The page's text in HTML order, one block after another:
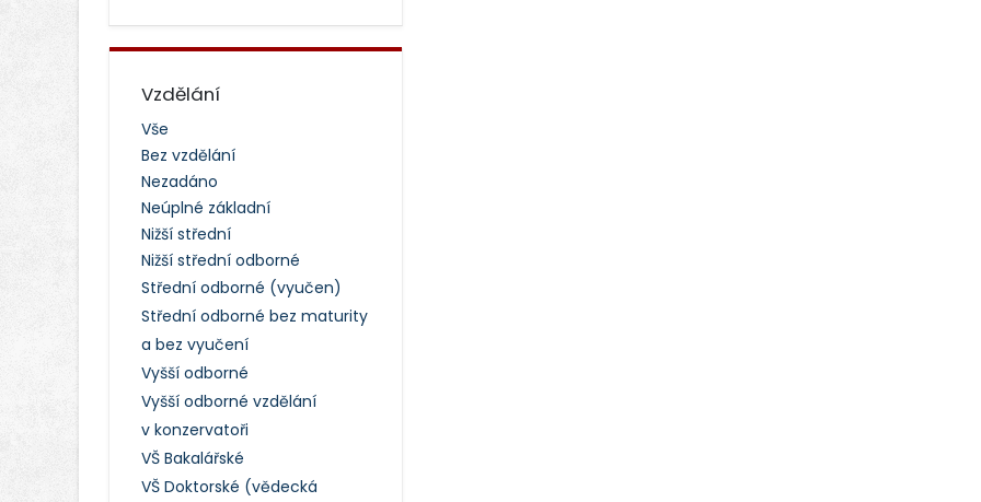
Vzdělání
Vše
Bez vzdělání
Nezadáno
Neúplné základní
Nižší střední
Nižší střední odborné
Střední odborné (vyučen)
Střední odborné bez maturity
a bez vyučení
Vyšší odborné
Vyšší odborné vzdělání
v konzervatoři
VŠ Bakalářské
VŠ Doktorské (vědecká